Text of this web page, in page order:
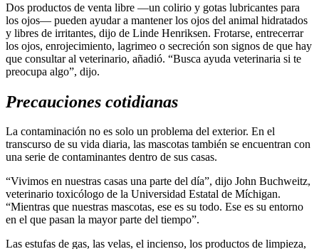
Dos productos de venta libre —un colirio y gotas lubricantes para
los ojos— pueden ayudar a mantener los ojos del animal hidratados
y libres de irritantes, dijo de Linde Henriksen. Frotarse, entrecerrar
los ojos, enrojecimiento, lagrimeo o secreción son signos de que hay
que consultar al veterinario, añadió. “Busca ayuda veterinaria si te
preocupa algo”, dijo.
Precauciones cotidianas
La contaminación no es solo un problema del exterior. En el
transcurso de su vida diaria, las mascotas también se encuentran con
una serie de contaminantes dentro de sus casas.
“Vivimos en nuestras casas una parte del día”, dijo John Buchweitz,
veterinario toxicólogo de la Universidad Estatal de Míchigan.
“Mientras que nuestras mascotas, ese es su todo. Ese es su entorno
en el que pasan la mayor parte del tiempo”.
Las estufas de gas, las velas, el incienso, los productos de limpieza,